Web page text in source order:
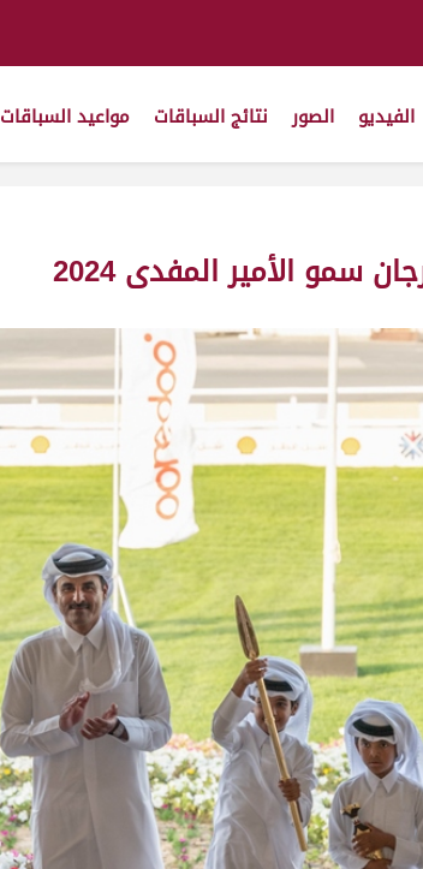
الصور نتائج السباقات مواعيد السباقات